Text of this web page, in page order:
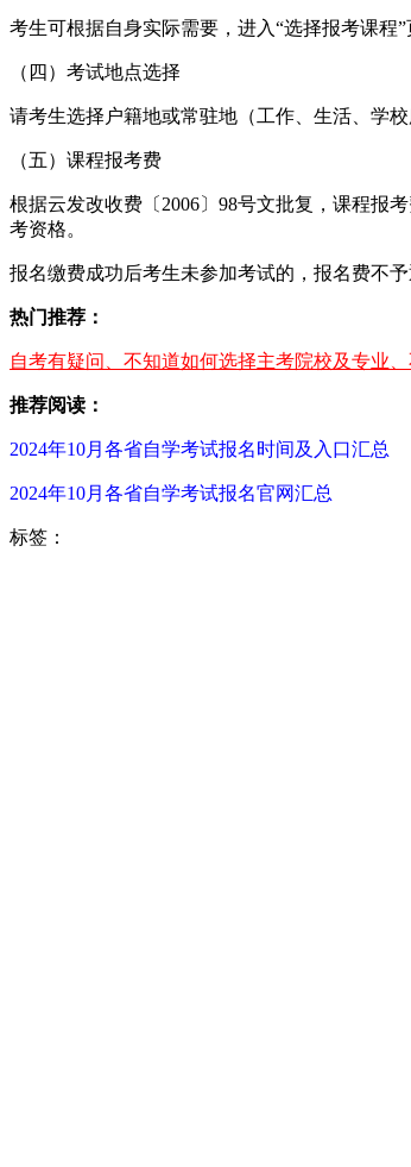
考生可根据自身实际需要，进入“选择报考课程
（四）考试地点选择
请考生选择户籍地或常驻地（工作、生活、学
（五）课程报考费
根据云发改收费〔2006〕98号文批复，课程报
考资格。
报名缴费成功后考生未参加考试的，报名费不予
热门推荐：
自考有疑问、不知道如何选择主考院校及专业
推荐阅读：
2024年10月各省自学考试报名时间及入口汇总
2024年10月各省自学考试报名官网汇总
标签：